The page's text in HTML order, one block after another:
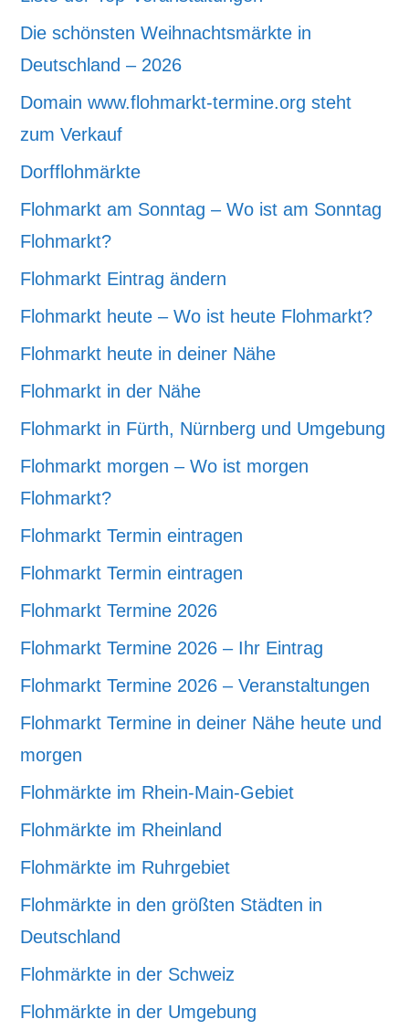
Die schönsten Weihnachtsmärkte in
Deutschland – 2026
Domain www.flohmarkt-termine.org steht
zum Verkauf
Dorfflohmärkte
Flohmarkt am Sonntag – Wo ist am Sonntag
Flohmarkt?
Flohmarkt Eintrag ändern
Flohmarkt heute – Wo ist heute Flohmarkt?
Flohmarkt heute in deiner Nähe
Flohmarkt in der Nähe
Flohmarkt in Fürth, Nürnberg und Umgebung
Flohmarkt morgen – Wo ist morgen
Flohmarkt?
Flohmarkt Termin eintragen
Flohmarkt Termin eintragen
Flohmarkt Termine 2026
Flohmarkt Termine 2026 – Ihr Eintrag
Flohmarkt Termine 2026 – Veranstaltungen
Flohmarkt Termine in deiner Nähe heute und
morgen
Flohmärkte im Rhein-Main-Gebiet
Flohmärkte im Rheinland
Flohmärkte im Ruhrgebiet
Flohmärkte in den größten Städten in
Deutschland
Flohmärkte in der Schweiz
Flohmärkte in der Umgebung